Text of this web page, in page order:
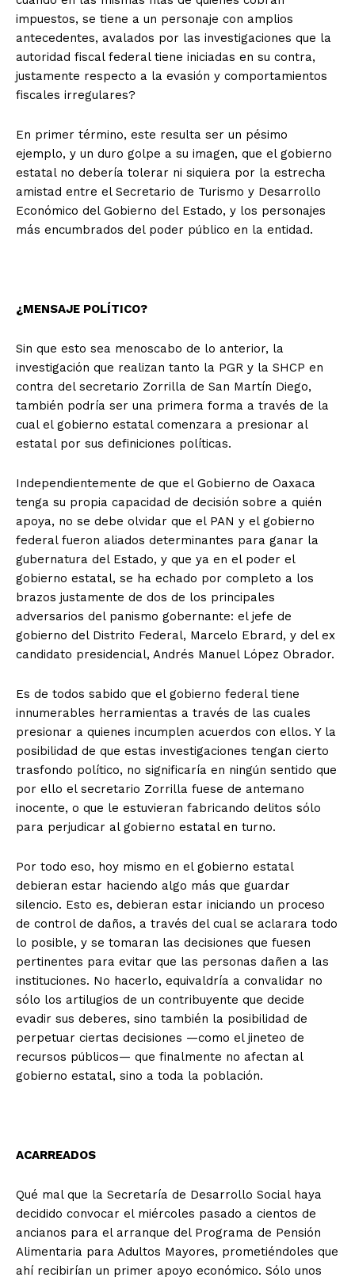
+ Todas las formas de lucha, potencialmente enlazadas
impuestos, se tiene a un personaje con amplios
antecedentes, avalados por las investigaciones que la
autoridad fiscal federal tiene iniciadas en su contra,
justamente respecto a la evasión y comportamientos
fiscales irregulares?
En primer término, este resulta ser un pésimo
ejemplo, y un duro golpe a su imagen, que el gobierno
estatal no debería tolerar ni siquiera por la estrecha
amistad entre el Secretario de Turismo y Desarrollo
Económico del Gobierno del Estado, y los personajes
más encumbrados del poder público en la entidad.
¿MENSAJE POLÍTICO?
Sin que esto sea menoscabo de lo anterior, la
investigación que realizan tanto la PGR y la SHCP en
contra del secretario Zorrilla de San Martín Diego,
también podría ser una primera forma a través de la
cual el gobierno estatal comenzara a presionar al
estatal por sus definiciones políticas.
Independientemente de que el Gobierno de Oaxaca
tenga su propia capacidad de decisión sobre a quién
apoya, no se debe olvidar que el PAN y el gobierno
federal fueron aliados determinantes para ganar la
gubernatura del Estado, y que ya en el poder el
gobierno estatal, se ha echado por completo a los
brazos justamente de dos de los principales
adversarios del panismo gobernante: el jefe de
gobierno del Distrito Federal, Marcelo Ebrard, y del ex
candidato presidencial, Andrés Manuel López Obrador.
Es de todos sabido que el gobierno federal tiene
innumerables herramientas a través de las cuales
presionar a quienes incumplen acuerdos con ellos. Y la
posibilidad de que estas investigaciones tengan cierto
trasfondo político, no significaría en ningún sentido que
por ello el secretario Zorrilla fuese de antemano
inocente, o que le estuvieran fabricando delitos sólo
para perjudicar al gobierno estatal en turno.
Por todo eso, hoy mismo en el gobierno estatal
debieran estar haciendo algo más que guardar
silencio. Esto es, debieran estar iniciando un proceso
de control de daños, a través del cual se aclarara todo
lo posible, y se tomaran las decisiones que fuesen
pertinentes para evitar que las personas dañen a las
instituciones. No hacerlo, equivaldría a convalidar no
sólo los artilugios de un contribuyente que decide
evadir sus deberes, sino también la posibilidad de
perpetuar ciertas decisiones —como el jineteo de
recursos públicos— que finalmente no afectan al
gobierno estatal, sino a toda la población.
ACARREADOS
Qué mal que la Secretaría de Desarrollo Social haya
decidido convocar el miércoles pasado a cientos de
ancianos para el arranque del Programa de Pensión
Alimentaria para Adultos Mayores, prometiéndoles que
ahí recibirían un primer apoyo económico. Sólo unos